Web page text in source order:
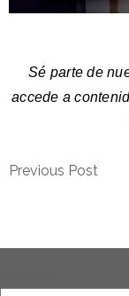
Sé parte de
accede a
Previous Post